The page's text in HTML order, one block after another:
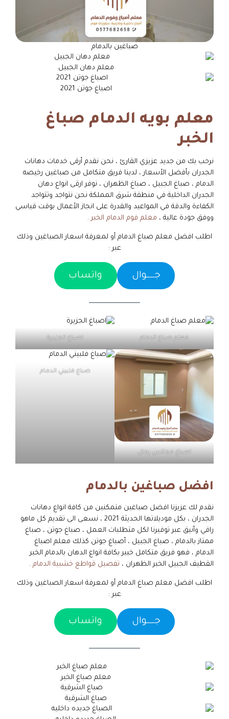
صباغين بالدمام
معلم دهان الجبيل
اصباغ جوتن 2021
معلم بويه الدمام صباغ
الخبر
نرحب بك من جديد عزيزي القارئ ، نحن نقدم أرقى خدمات دهانات
الجدران بأفضل الأسعار ، لدينا فريق متكامل من صباغين رخيصه
الدمام ، صباغ الجبيل ، صباغ الظهران ، نوفر ارقى انواع دهان
الجدران الداخلية في منطقة شرق المملكة نحن نتواجد وتتواجد
الكفاءة والدقة في المواعيد والقدرة على انجاز الأعمال بوقت قياسي
ووفق جودة عالية ، معلم فوم الدمام الخبر.
اطلب افضل معلم صباغ الدمام أو لمعرفة اسعار الصباغين وذلك
عبر :
جـــــوال واتساب
معلم صباغ الدمام اصباغ الجزيرة
اصباغ مجالس رجال
صباغ فلبيني الدمام
افضل صباغين بالدمام
نقدم لك عزيزنا افضل صباغين متمكنين من كافة انواع دهانات
الجدران ، بكل موديلاتها الحديثة 2021 ، نسعى الى تقديم كل ماهو
راقي وأنيق عبر توفيرنا لكل متطلبات العمل ، صباغ جوتن ، صباغ
ممتاز بالدمام ، صباغ الجبيل ، أصباغ جوتن كذلك معلم اصباغ
الدمام ، فهو فريق متكامل خبير بكافة انواع الدهان بالدمام الخبر
القطيف الجبيل الخبر الظهران ، تفصيل قواطع خشبية الدمام .
اطلب افضل معلم صباغ الدمام أو لمعرفة اسعار الصباغين وذلك
عبر :
جـــــوال واتساب
معلم صباغ الخبر
صباغ الشرقية